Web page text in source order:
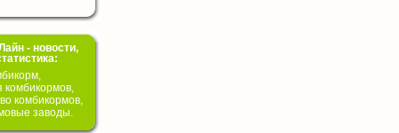
- новости,
комбикормов,
комбикормов,
заводы.